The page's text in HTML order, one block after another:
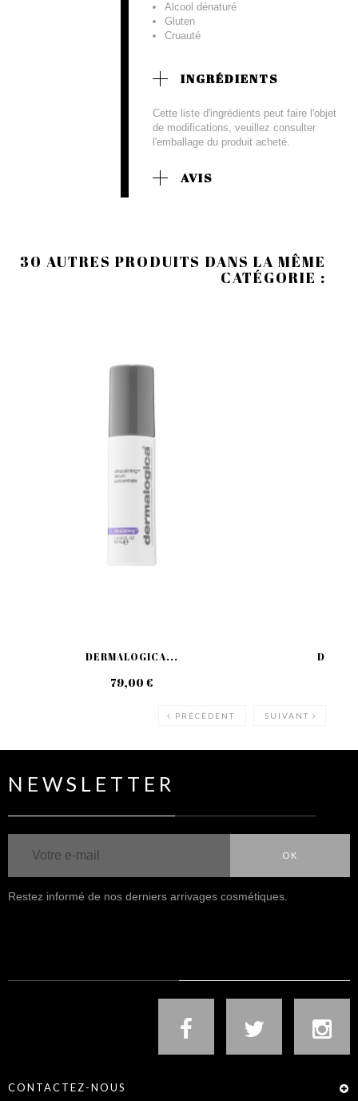
Alcool dénaturé
Gluten
Cruauté
INGRÉDIENTS
Cette liste d'ingrédients peut faire l'objet
de modifications, veuillez consulter
l'emballage du produit acheté.
AVIS
30 AUTRES PRODUITS DANS LA MÊME
CATÉGORIE :
DERMALOGICA...
79,00 €
PRÉCÉDENT SUIVANT
NEWSLETTER
OK
Restez informé de nos derniers arrivages cosmétiques.
CONTACTEZ-NOUS